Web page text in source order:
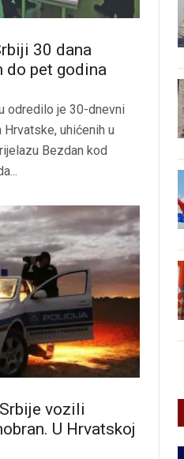
30 dana
do pet godina
odredilo je 30-dnevni
uhićenih u
Bezdan kod
vozili
U Hrvatskoj